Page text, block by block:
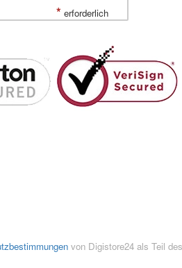
* erforderlich
von Digistore24 als Teil